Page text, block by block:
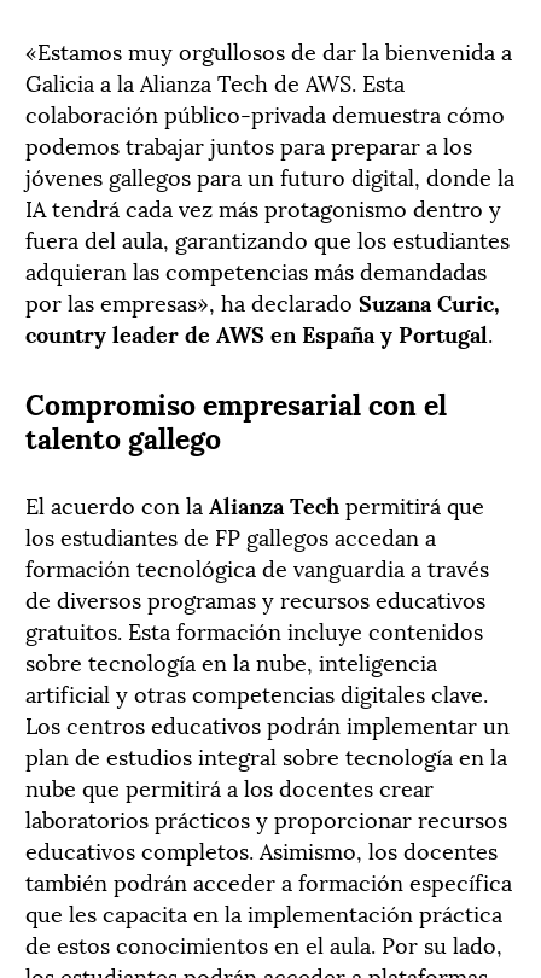
«Estamos muy orgullosos de dar la bienvenida a
Galicia a la Alianza Tech de AWS. Esta
colaboración público-privada demuestra cómo
podemos trabajar juntos para preparar a los
jóvenes gallegos para un futuro digital, donde la
IA tendrá cada vez más protagonismo dentro y
fuera del aula, garantizando que los estudiantes
adquieran las competencias más demandadas
por las empresas», ha declarado Suzana Curic,
country leader de AWS en España y Portugal.
Compromiso empresarial con el
talento gallego
El acuerdo con la Alianza Tech permitirá que
los estudiantes de FP gallegos accedan a
formación tecnológica de vanguardia a través
de diversos programas y recursos educativos
gratuitos. Esta formación incluye contenidos
sobre tecnología en la nube, inteligencia
artificial y otras competencias digitales clave.
Los centros educativos podrán implementar un
plan de estudios integral sobre tecnología en la
nube que permitirá a los docentes crear
laboratorios prácticos y proporcionar recursos
educativos completos. Asimismo, los docentes
también podrán acceder a formación específica
que les capacita en la implementación práctica
de estos conocimientos en el aula. Por su lado,